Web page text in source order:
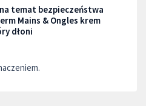
temat bezpieczeństwa
Mains & Ongles krem
dłoni